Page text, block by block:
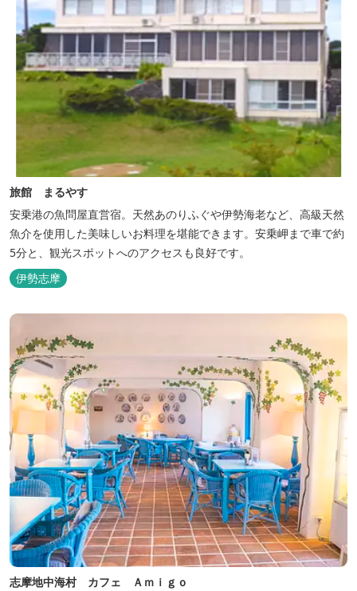
旅館 まるやす
安乗港の魚問屋直営宿。天然あのりふぐや伊勢海老など、高級天然
魚介を使用した美味しいお料理を堪能できます。安乗岬まで車で約
5分と、観光スポットへのアクセスも良好です。
伊勢志摩
志摩地中海村 カフェ Ａｍｉｇｏ